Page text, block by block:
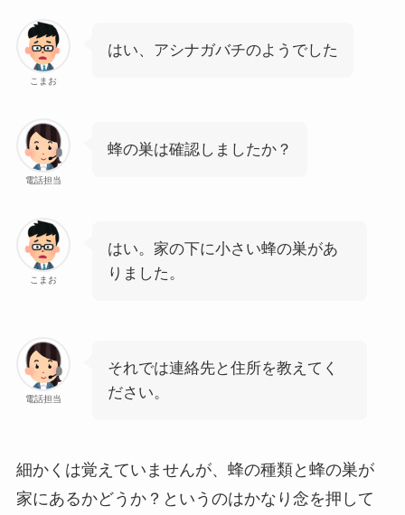
こまお
はい、アシナガバチのようでした
電話担当
蜂の巣は確認しましたか？
こまお
はい。家の下に小さい蜂の巣があ
りました。
電話担当
それでは連絡先と住所を教えてく
ださい。
細かくは覚えていませんが、蜂の種類と蜂の巣が
家にあるかどうか？というのはかなり念を押して